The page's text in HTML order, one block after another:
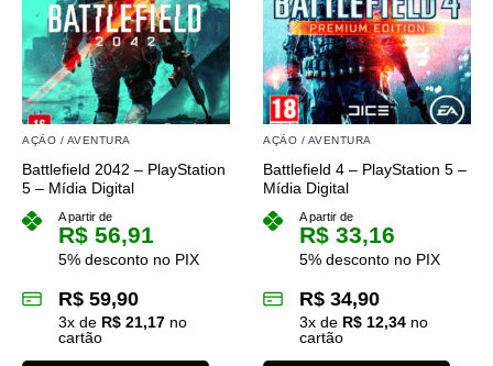
As
opções
podem
ser
escolhidas
do
As
opções
podem
ser
escolhidas
do
AÇÃO / AVENTURA
Battlefield 2042 – PlayStation
5 – Mídia Digital
A partir de
R$ 56,91
5% desconto no PIX
R$ 59,90
3x de R$ 21,17 no
cartão
AÇÃO / AVENTURA
Battlefield 4 – PlayStation 5 –
Mídia Digital
A partir de
R$ 33,16
5% desconto no PIX
R$ 34,90
3x de R$ 12,34 no
cartão